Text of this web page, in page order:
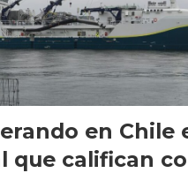
en Chile
que califican